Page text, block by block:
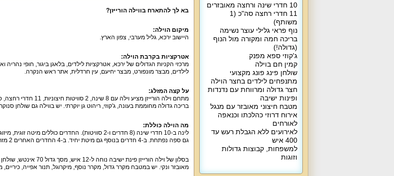
10 חדרי שינה ורחצה מאובזרים
11 חדרי רחצה סה"כ (1
משותף)
נוף פראי גלילי עוצר נשימה
בריכה חמה ומקורה מול הנוף
(גדולה!)
ג'קוזי ספא מפנק
קמין חם בוילה
שולחן פינג פונג מקצועי
מתנפחים לילדים בחצר הוילה
חצר גדולה ומרווחת עם נדנדות
ופינות ישיבה
מטבח חיצוני מאובזר עם מנגל
אירוח דרוזי כהלכתו וכנאפה
לאורחים
לאירועים ללא הגבלת רעש עד
400 איש
למשפחות, קבוצות גדולות
וזוגות
בא לך להתארח בווילה הורייזן?
מיקום הוילה:
היישוב ירכא, גליל מערבי, צפון הארץ.
אטרקציות בקרבת הוילה:
מרכזי הקניות הגדולים של ירכא, אטרקציות לילדים, בלאגן ביגור, חופי נהריה
לילדים, מבצר מונפורט, מבצר יחיעם, עין חרדלית, אתר ראש הנקרה.
על קצה המזלג:
מתחם וילה הורייזן
בריכה גדולה מחוממת בעונה, ג'קוזי, ריהוט גן יוקרתי. יש בווילה גם שולחן
מה הוילה כוללת:
גם ספה נפתחת. ב-4 חדרים בנוסף גם מיטת יחיד. ב-4 החדרים האחרים 2 מזרני יחיד.
בסלון של וילה הורייזן
מאובזר ונקי. יש במטבח מקרר גדול, מקרר נוסף, מיקרוגל, תנור אפייה, כיריים,